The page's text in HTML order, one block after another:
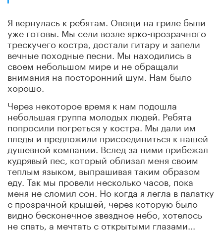
Я вернулась к ребятам. Овощи на гриле были
уже готовы. Мы сели возле ярко-прозрачного
трескучего костра, достали гитару и запели
вечные походные песни. Мы находились в
своем небольшом мире и не обращали
внимания на посторонний шум. Нам было
хорошо.
Через некоторое время к нам подошла
небольшая группа молодых людей. Ребята
попросили погреться у костра. Мы дали им
пледы и предложили присоединиться к нашей
душевной компании. Вслед за ними прибежал
кудрявый пес, который облизал меня своим
теплым языком, выпрашивая таким образом
еду. Так мы провели несколько часов, пока
меня не сломил сон. Но когда я легла в палатку
с прозрачной крышей, через которую было
видно бесконечное звездное небо, хотелось
не спать, а мечтать с открытыми глазами...